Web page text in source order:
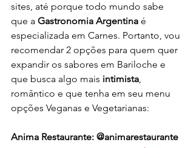
sites, até porque todo mundo sabe
que a Gastronomia Argentina é
especializada em Carnes. Portanto, vou
recomendar 2 opções para quem quer
expandir os sabores em Bariloche e
que busca algo mais intimista,
romântico e que tenha em seu menu
opções Veganas e Vegetarianas:
Anima Restaurante: @animarestaurante